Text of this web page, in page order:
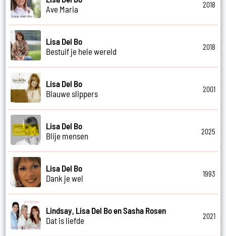
Ave Maria
2018
Lisa Del Bo
Bestuif je hele wereld
2018
Lisa Del Bo
Blauwe slippers
2001
Lisa Del Bo
Blije mensen
2025
Lisa Del Bo
Dank je wel
1993
Lindsay, Lisa Del Bo en Sasha Rosen
Dat is liefde
2021